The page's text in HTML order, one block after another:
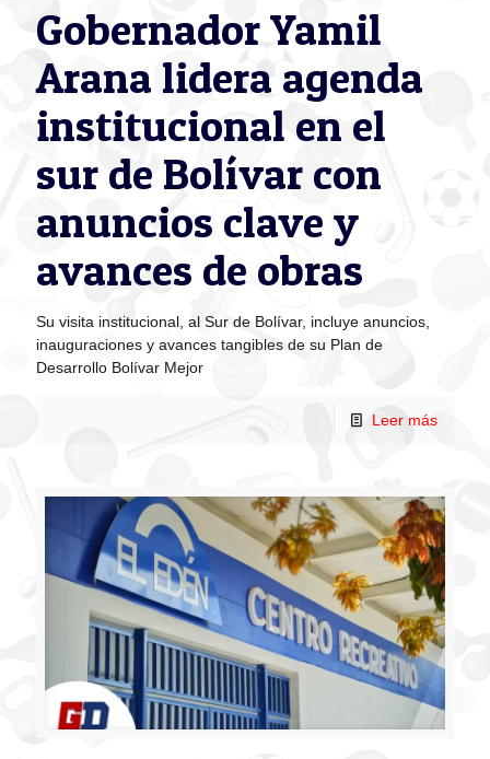
Gobernador Yamil
Arana lidera agenda
institucional en el
sur de Bolívar con
anuncios clave y
avances de obras
Su visita institucional, al Sur de Bolívar, incluye anuncios,
inauguraciones y avances tangibles de su Plan de
Desarrollo Bolívar Mejor
Leer más